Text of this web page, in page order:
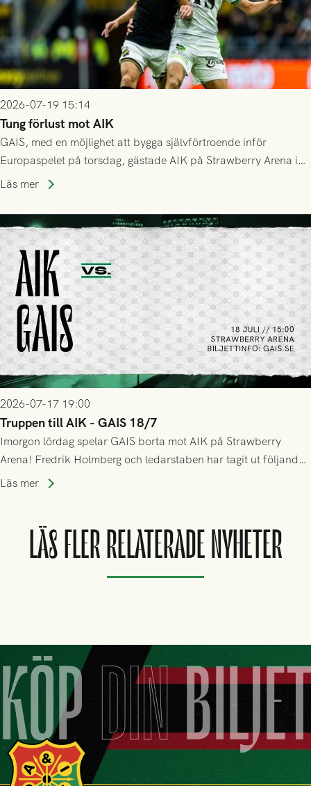
2026-07-19 15:14
Tung förlust mot AIK
GAIS, med en möjlighet att bygga självförtroende inför
Europaspelet på torsdag, gästade AIK på Strawberry Arena i
Stockholm . Men trots konstant hotande i första halvlek av
lyckades få in 2-0.
Läs mer
2026-07-17 19:00
Truppen till AIK - GAIS 18/7
Imorgon lördag spelar GAIS borta mot AIK på Strawberry
Arena! Fredrik Holmberg och ledarstaben har tagit ut följande
trupp till matchen:
Läs mer
LÄS FLER RELATERADE NYHETER
KÖPDIN